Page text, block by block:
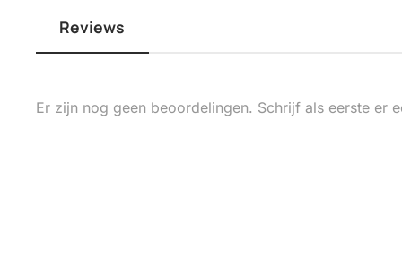
Reviews
Er zijn nog geen beoordelingen. Schrijf als eerste er